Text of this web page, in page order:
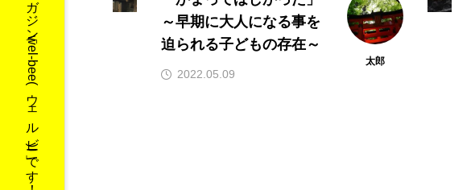
～早期に大人になる事を
迫られる子どもの存在～
太郎
2022.05.09